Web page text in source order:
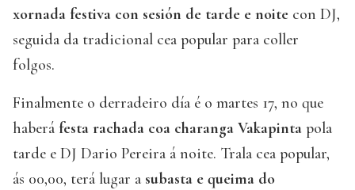
xornada festiva con sesión de tarde e noite con DJ,
seguida da tradicional cea popular para coller
folgos.
Finalmente o derradeiro día é o martes 17, no que
haberá festa rachada coa charanga Vakapinta pola
tarde e DJ Dario Pereira á noite. Trala cea popular,
ás 00,00, terá lugar a subasta e queima do